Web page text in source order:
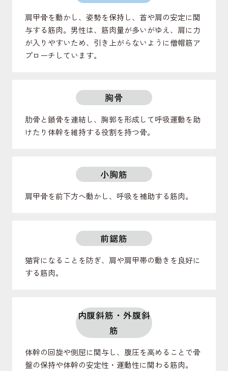
肩甲骨を動かし、姿勢を保持し、首や肩の安定に関
与する筋肉。男性は、筋肉量が多いがゆえ、肩に力
が入りやすいため、引き上がらないように僧帽筋ア
プローチしています。
胸骨
肋骨と鎖骨を連結し、胸郭を形成して呼吸運動を助
けたり体幹を維持する役割を持つ骨。
小胸筋
肩甲骨を前下方へ動かし、呼吸を補助する筋肉。
前鋸筋
猫背になることを防ぎ、肩や肩甲帯の動きを良好に
する筋肉。
内腹斜筋・外腹斜
筋
体幹の回旋や側屈に関与し、腹圧を高めることで骨
盤の保持や体幹の安定性・運動性に関わる筋肉。